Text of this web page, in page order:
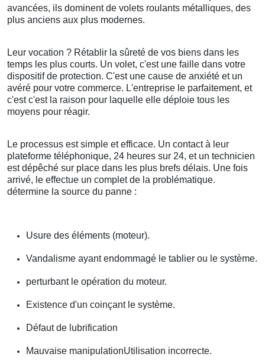
avancées, ils dominent de volets roulants métalliques, des
plus anciens aux plus modernes.
Leur vocation ? Rétablir la sûreté de vos biens dans les
temps les plus courts. Un volet, c'est une faille dans votre
dispositif de protection. C'est une cause de anxiété et un
avéré pour votre commerce. L'entreprise le parfaitement, et
c'est c'est la raison pour laquelle elle déploie tous les
moyens pour réagir.
Le processus est simple et efficace. Un contact à leur
plateforme téléphonique, 24 heures sur 24, et un technicien
est dépêché sur place dans les plus brefs délais. Une fois
arrivé, le effectue un complet de la problématique.
détermine la source du panne :
Usure des éléments (moteur).
Vandalisme ayant endommagé le tablier ou le système.
perturbant le opération du moteur.
Existence d'un coinçant le système.
Défaut de lubrification
Mauvaise manipulationUtilisation incorrecte.